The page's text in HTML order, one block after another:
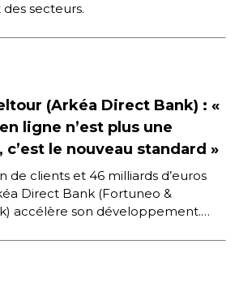
secteurs.
(Arkéa Direct Bank) : «
ligne n’est plus une
le nouveau standard »
de clients et 46 milliards d’euros
Direct Bank (Fortuneo &
accélère son développement.